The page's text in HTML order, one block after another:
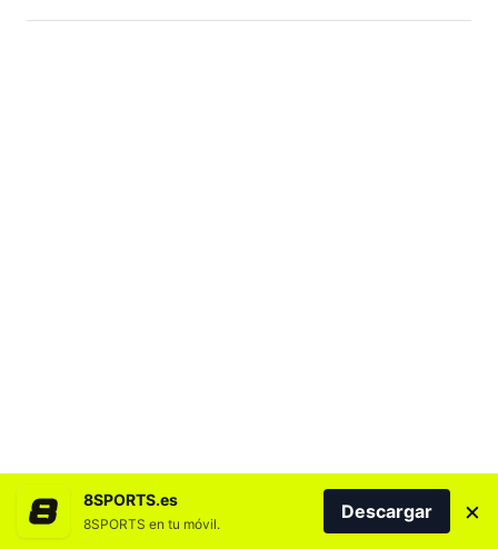
8SPORTS.es
8SPORTS en tu móvil.
Descargar ×